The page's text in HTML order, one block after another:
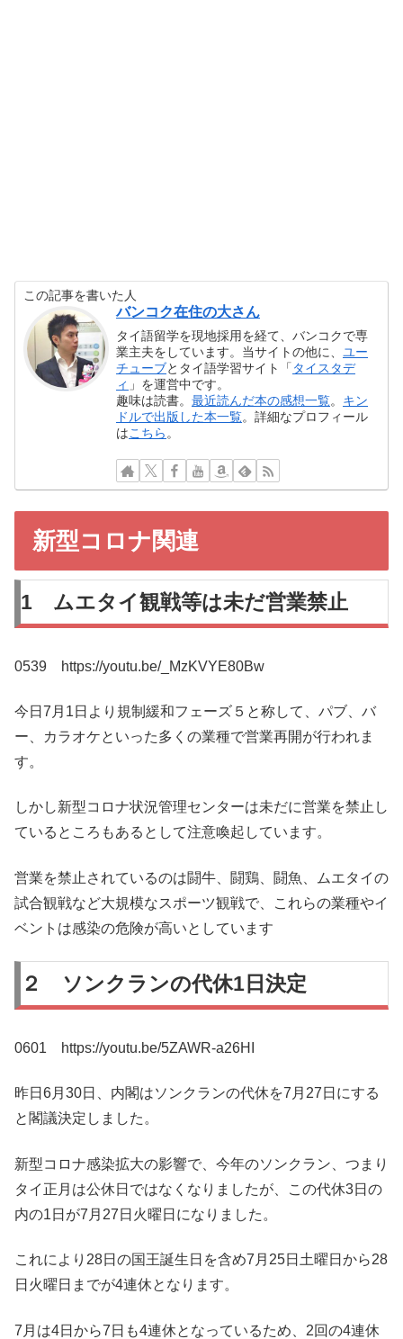
この記事を書いた人
バンコク在住の大さん
タイ語留学を現地採用を経て、バンコクで専
業主夫をしています。当サイトの他に、 ユー
チューブとタイ語学習サイト「 タイスタデ
ィ 」を運営中です。
趣味は読書。最近読んだ本の感想一覧。 キン
ドルで出版した本一覧。詳細なプロフィール
はこちら 。
新型コロナ関連
1 ムエタイ観戦等は未だ営業禁止
0539 https://youtu.be/_MzKVYE80Bw
今日7月1日より規制緩和フェーズ５と称して、パブ、バ
ー、カラオケといった多くの業種で営業再開が行われま
す。
しかし新型コロナ状況管理センターは未だに営業を禁止し
ているところもあるとして注意喚起しています。
営業を禁止されているのは闘牛、闘鶏、闘魚、ムエタイの
試合観戦など大規模なスポーツ観戦で、これらの業種やイ
ベントは感染の危険が高いとしています
２ ソンクランの代休1日決定
0601 https://youtu.be/5ZAWR-a26HI
昨日6月30日、内閣はソンクランの代休を7月27日にする
と閣議決定しました。
新型コロナ感染拡大の影響で、今年のソンクラン、つまり
タイ正月は公休日ではなくなりましたが、この代休3日の
内の1日が7月27日火曜日になりました。
これにより28日の国王誕生日を含め7月25日土曜日から28
日火曜日までが4連休となります。
7月は4日から7日も4連休となっているため、2回の4連休